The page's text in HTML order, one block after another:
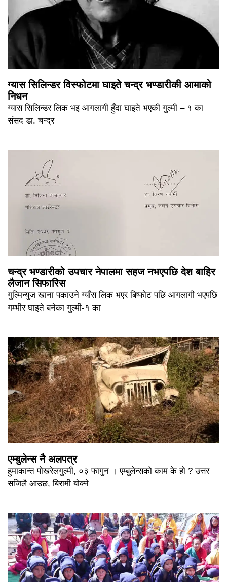
ग्यास सिलिन्डर विस्फोटमा घाइते चन्द्र भण्डारीकी आमाको
निधन
ग्यास सिलिन्डर लिक भइ आगलागी हुँदा घाइते भएकी गुल्मी – १ का
संसद डा. चन्द्र
चन्द्र भण्डारीको उपचार नेपालमा सहज नभएपछि देश बाहिर
लैजान सिफारिस
गुल्मिन्युज खाना पकाउने ग्याँस लिक भएर बिष्फोट पछि आगलागी भएपछि
गम्भीर घाइते बनेका गुल्मी-१ का
एम्बुलेन्स नै अलपत्र
हुमाकान्त पोखरेलगुल्मी, ०३ फागुन । एम्बुलेन्सको काम के हो ? उत्तर
सजिलै आउछ, बिरामी बोक्ने